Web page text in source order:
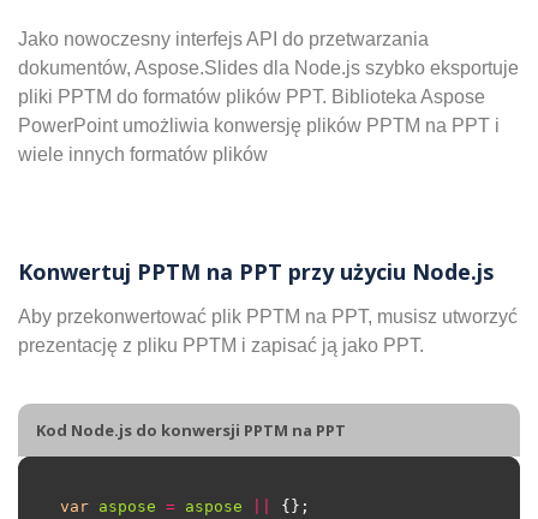
Jako nowoczesny interfejs API do przetwarzania
dokumentów, Aspose.Slides dla Node.js szybko eksportuje
pliki PPTM do formatów plików PPT. Biblioteka Aspose
PowerPoint umożliwia konwersję plików PPTM na PPT i
wiele innych formatów plików
Konwertuj PPTM na PPT przy użyciu Node.js
Aby przekonwertować plik PPTM na PPT, musisz utworzyć
prezentację z pliku PPTM i zapisać ją jako PPT.
Kod Node.js do konwersji PPTM na PPT
var aspose = aspose